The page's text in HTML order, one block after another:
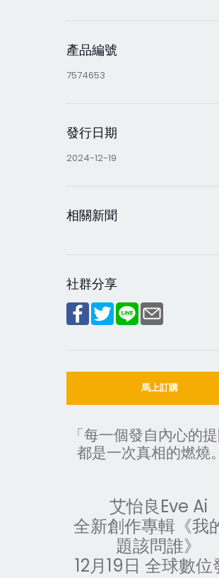
產品編號
7574653
發行日期
2024-12-19
相關新聞
社群分享
馬上訂購
「每一個發自內心的提
都是一次真相的燃燒
艾怡良Eve Ai
全新創作專輯《我
題該問誰》
12月19日 全球數位